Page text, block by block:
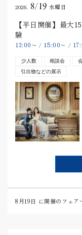
2026. 8/19 水曜日
【平日開催】最
験
13:00 〜/ 15:00〜 /
少人数 相談会
引出物などの展示
8月19日 に開催のフェ